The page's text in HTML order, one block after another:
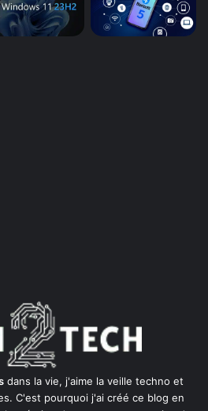
dans la vie, j'aime la veille techno et
C'est pourquoi j'ai créé ce blog en